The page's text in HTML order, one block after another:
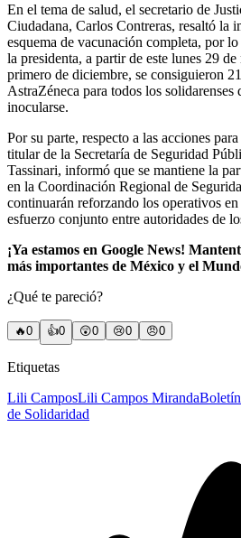
En el tema de salud, el secretario de
Ciudadana, Carlos Contreras, resaltó la
esquema de vacunación completa, por
la presidenta, a partir de este lunes 29
primero de diciembre, se consiguieron
AstraZéneca para todos los
inocularse.
Por su parte, respecto a las acciones
titular de la Secretaría de Seguridad
Tassinari, informó que se mantiene la
en la Coordinación Regional de
continuarán reforzando los operativos
esfuerzo conjunto entre autoridades de
¡Ya estamos en Google News!
más importantes de México y el
¿Qué te pareció?
🔥0 👍0 😲0 😢0 😠0
Etiquetas
Lili CamposLili Campos Miranda
de Solidaridad